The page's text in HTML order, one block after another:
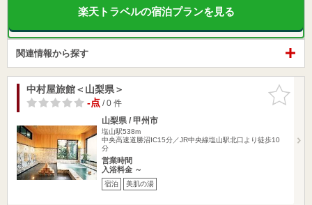
楽天トラベルの宿泊プランを見る
関連情報から探す
お気に入
りに追加
中村屋旅館＜山梨県＞
-点/ 0 件
山梨県 / 甲州市
塩山駅538m
中央高速道勝沼IC15分／JR中央線塩山駅北口より徒歩10
分
営業時間
入浴料金 ～
宿泊 美肌の湯